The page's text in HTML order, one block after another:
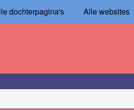
dochterpagina's Alle websites